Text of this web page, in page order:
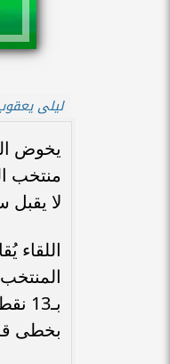
ليلى
لا يقبل
اللقاء
بخطى قريبة برصيد 9 نقاط، ويقبع كل